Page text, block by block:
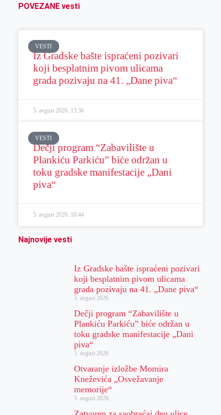
POVEZANE vesti
VESTI
Iz Gradske bašte ispraćeni pozivari
koji besplatnim pivom ulicama
grada pozivaju na 41. „Dane piva“
5. avgust 2026. 13:36
VESTI
Dečji program “Zabavilište u
Plankiću Parkiću” biće održan u
toku gradske manifestacije „Dani
piva“
5. avgust 2026. 10:44
Najnovije vesti
Iz Gradske bašte ispraćeni pozivari
koji besplatnim pivom ulicama
grada pozivaju na 41. „Dane piva“
5. avgust 2026.
Dečji program “Zabavilište u
Plankiću Parkiću” biće održan u
toku gradske manifestacije „Dani
piva“
5. avgust 2026.
Otvaranje izložbe Momira
Kneževića „Osvežavanje
memorije“
5. avgust 2026.